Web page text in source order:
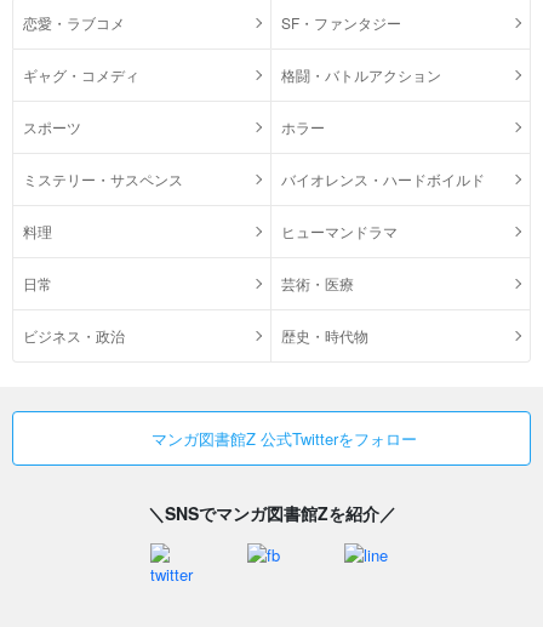
恋愛・ラブコメ SF・ファンタジー
ギャグ・コメディ 格闘・バトルアクション
スポーツ ホラー
ミステリー・サスペンス バイオレンス・ハードボイルド
料理 ヒューマンドラマ
日常 芸術・医療
ビジネス・政治 歴史・時代物
マンガ図書館Z 公式Twitterをフォロー
＼SNSでマンガ図書館Zを紹介／